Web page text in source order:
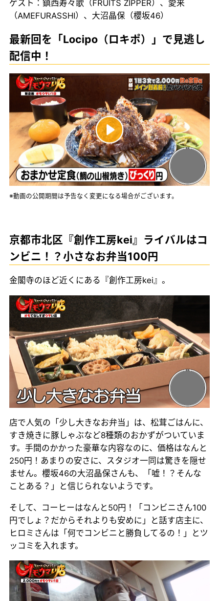
ゲスト：鎮西寿々歌（FRUITS ZIPPER）、愛来
（AMEFURASSHI）、大沼晶保（櫻坂46）
最新回を「Locipo（ロキポ）」で見逃し
配信中！
※動画の公開期間は予告なく変更になる場合がございます。
京都市北区『創作工房kei』ライバルはコ
ンビニ！？小さなお弁当100円
金閣寺のほど近くにある『創作工房kei』。
店で人気の「少し大きなお弁当」は、松茸ごはんに、
すき焼きに豚しゃぶなど8種類のおかずがついていま
す。手間のかかった豪華な内容なのに、価格はなんと
250円！あまりの安さに、スタジオ一同は驚きを隠せ
ません。櫻坂46の大沼晶保さんも、「嘘！？そんな
ことある？」と信じられないようです。
そして、コーヒーはなんと50円！「コンビニさん100
円でしょ？だからそれよりも安めに」と話す店主に、
ヒロミさんは「何でコンビニと勝負してるの！」とツ
ッコミを入れます。